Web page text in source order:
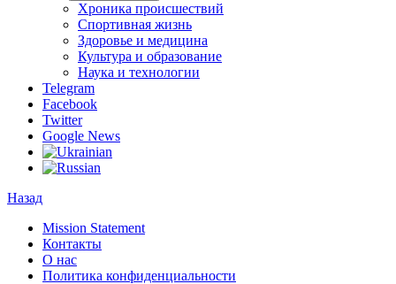
Хроника происшествий
Спортивная жизнь
Здоровье и медицина
Культура и образование
Наука и технологии
Telegram
Facebook
Twitter
Google News
Назад
Mission Statement
Контакты
О нас
Политика конфиденциальности